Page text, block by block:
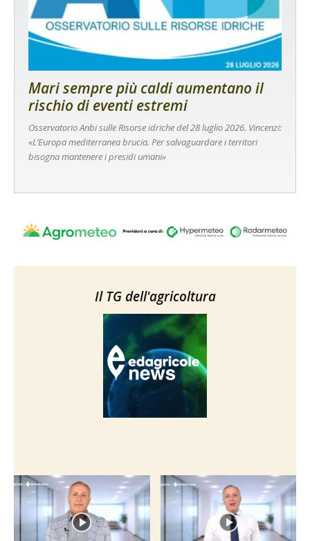
Mari sempre più caldi aumentano il
rischio di eventi estremi
Osservatorio Anbi sulle Risorse idriche del 28 luglio 2026. Vincenzi:
«L’Europa mediterranea brucia. Per salvaguardare i territori
bisogna mantenere i presidi umani»
Il TG dell'agricoltura